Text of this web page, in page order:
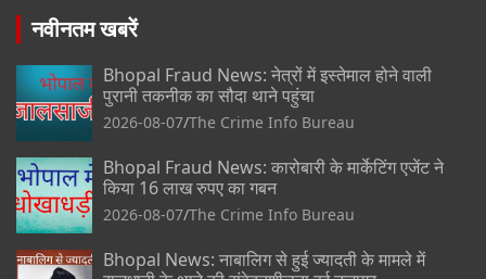
नवीनतम खबरें
Bhopal Fraud News: नेत्रों में इस्तेमाल होने वाली
पुरानी तकनीक का सौदा थाने पहुंचा
2026-08-07 The Crime Info Bureau
Bhopal Fraud News: कारोबारी के मार्केटिंग एजेंट ने
किया 16 लाख रुपए का गबन
2026-08-07 The Crime Info Bureau
Bhopal News: नाबालिग से हुई ज्यादती के मामले में